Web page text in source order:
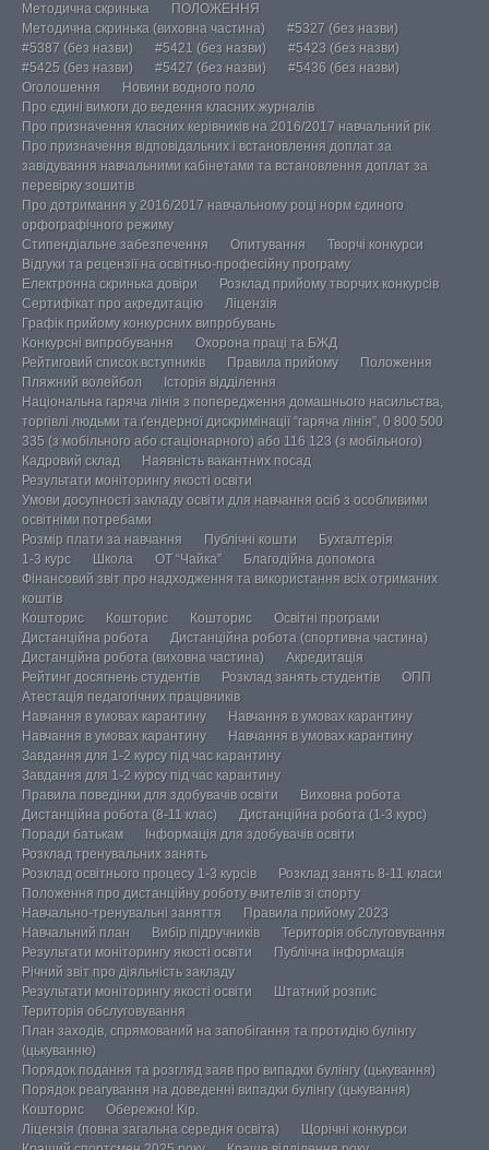
Методична скринька
ПОЛОЖЕННЯ
Методична скринька (виховна частина)
#5327 (без назви)
#5387 (без назви)
#5421 (без назви)
#5423 (без назви)
#5425 (без назви)
#5427 (без назви)
#5436 (без назви)
Оголошення
Новини водного поло
Про єдині вимоги до ведення класних журналів
Про призначення класних керівників на 2016/2017 навчальний рік
Про призначення відповідальних і встановлення доплат за
завідування навчальними кабінетами та встановлення доплат за
перевірку зошитів
Про дотримання у 2016/2017 навчальному році норм єдиного
орфографічного режиму
Стипендіальне забезпечення
Опитування
Творчі конкурси
Відгуки та рецензії на освітньо-професійну програму
Електронна скринька довіри
Розклад прийому творчих конкурсів
Сертифікат про акредитацію
Ліцензія
Графік прийому конкурсних випробувань
Конкурсні випробування
Охорона праці та БЖД
Рейтиговий список вступників
Правила прийому
Положення
Пляжний волейбол
Історія відділення
Національна гаряча лінія з попередження домашнього насильства,
торгівлі людьми та ґендерної дискримінації “гаряча лінія”, 0 800 500
335 (з мобільного або стаціонарного) або 116 123 (з мобільного)
Кадровий склад
Наявність вакантних посад
Результати моніторингу якості освіти
Умови досупності закладу освіти для навчання осіб з особливими
освітніми потребами
Розмір плати за навчання
Публічні кошти
Бухгалтерія
1-3 курс
Школа ОТ “Чайка”
Благодійна допомога
Фінансовий звіт про надходження та використання всіх отриманих
коштів
Кошторис
Кошторис Кошторис
Освітні програми
Дистанційна робота
Дистанційна робота (спортивна частина)
Дистанційна робота (виховна частина)
Акредитація
Рейтинг досягнень студентів
Розклад занять студентів
ОПП
Атестація педагогічних працівників
Навчання в умовах карантину
Навчання в умовах карантину
Навчання в умовах карантину
Навчання в умовах карантину
Завдання для 1-2 курсу під час карантину
Завдання для 1-2 курсу під час карантину
Правила поведінки для здобувачів освіти
Виховна робота
Дистанційна робота (8-11 клас)
Дистанційна робота (1-3 курс)
Поради батькам
Інформація для здобувачів освіти
Розклад тренувальних занять
Розклад освітнього процесу 1-3 курсів
Розклад занять 8-11 класи
Положення про дистанційну роботу вчителів зі спорту
Навчально-тренувальні заняття
Правила прийому 2023
Навчальний план
Вибір підручників
Територія обслуговування
Результати моніторингу якості освіти
Публічна інформація
Річний звіт про діяльність закладу
Результати моніторингу якості освіти
Штатний розпис
Територія обслуговування
План заходів, спрямований на запобігання та протидію булінгу
(цькуванню)
Порядок подання та розгляд заяв про випадки булінгу (цькування)
Порядок реагування на доведенні випадки булінгу (цькування)
Кошторис
Обережно! Кір.
Ліцензія (повна загальна середня освіта)
Щорічні конкурси